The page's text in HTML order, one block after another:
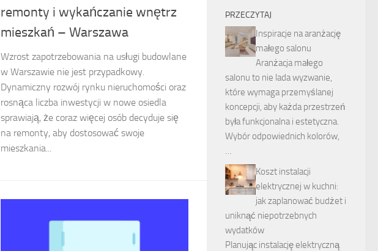
remonty i wykańczanie wnętrz
mieszkań – Warszawa
Wzrost zapotrzebowania na usługi budowlane
w Warszawie nie jest przypadkowy.
Dynamiczny rozwój rynku nieruchomości oraz
rosnąca liczba inwestycji w nowe osiedla
sprawiają, że coraz więcej osób decyduje się
na remonty, aby dostosować swoje
mieszkania...
PRZECZYTAJ
Inspiracje na aranżację
małego salonu
Aranżacja małego
salonu to nie lada wyzwanie,
które wymaga przemyślanej
koncepcji, aby każda przestrzeń
była funkcjonalna i estetyczna.
Wybór odpowiednich kolorów,
…
Koszt instalacji
elektrycznej w kuchni:
jak zaplanować budżet i
uniknąć niepotrzebnych
wydatków
Planując instalację elektryczną